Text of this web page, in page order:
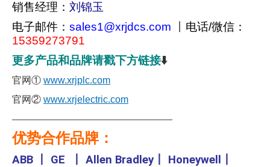
销售经理： 刘锦玉
电子邮件： sales1@xrjdcs.com
电话/微信：
15359273791
更多产品和品牌请戳下方链接⬇️
官网① www.xrjplc.com
官网② www.xrjelectric.com
———————————————————
优势合作品牌：
ABB GE Allen Bradley Honeywell